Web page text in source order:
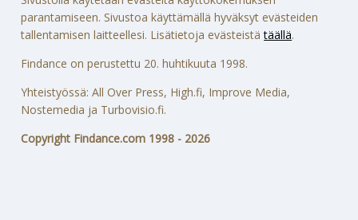
parantamiseen. Sivustoa käyttämällä hyväksyt evästeiden
tallentamisen laitteellesi. Lisätietoja evästeistätäällä.
Findance on perustettu 20. huhtikuuta 1998.
Yhteistyössä: All Over Press, High.fi, Improve Media,
Nostemedia ja Turbovisio.fi.
Copyright Findance.com 1998 - 2026